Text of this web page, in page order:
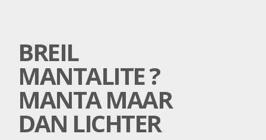
BREIL
MANTALITE ?
MANTA MAAR
DAN LICHTER